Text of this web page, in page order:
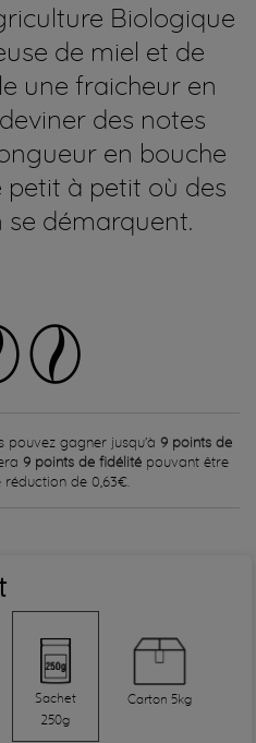
Biologique
de miel et de
une fraicheur en
des notes
en bouche
petit à petit où des
se démarquent.
pouvez gagner jusqu'à 9 points de
9 points de fidélité pouvant être
réduction de 0,63€
Sachet
250g
Carton 5kg